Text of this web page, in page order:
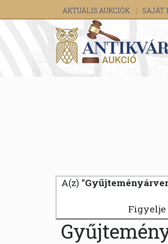
AKTUÁLIS AUKCIÓK SAJÁT
A(z)